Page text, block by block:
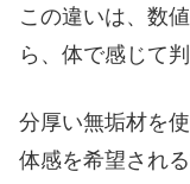
この違いは、数
ら、体で感じて
分厚い無垢材を
体感を希望される